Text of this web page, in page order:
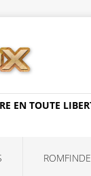
EN TOUTE